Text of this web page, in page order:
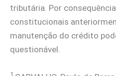
tributária. Por
constitucionais
manutenção do crédito
questionável.
1